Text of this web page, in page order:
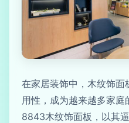
在家居装饰中，木纹饰
用性，成为越来越多家
8843木纹饰面板，以其